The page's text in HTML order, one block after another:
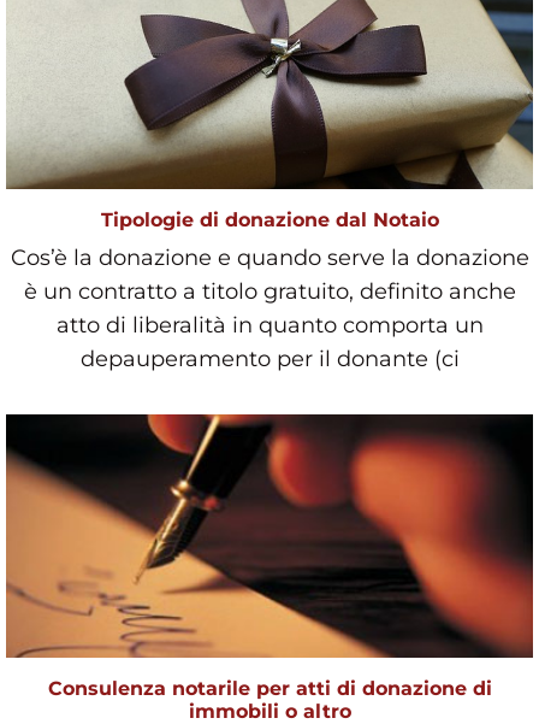
Tipologie di donazione dal Notaio
Cos’è la donazione e quando serve la donazione
è un contratto a titolo gratuito, definito anche
atto di liberalità in quanto comporta un
depauperamento per il donante (ci
Consulenza notarile per atti di donazione di
immobili o altro